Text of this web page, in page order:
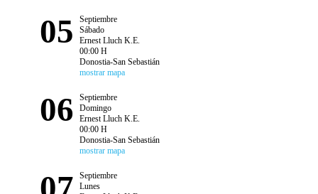
05
Septiembre
Sábado
Ernest Lluch K.E.
00:00 H
Donostia-San Sebastián
mostrar mapa
06
Septiembre
Domingo
Ernest Lluch K.E.
00:00 H
Donostia-San Sebastián
mostrar mapa
Septiembre
Lunes